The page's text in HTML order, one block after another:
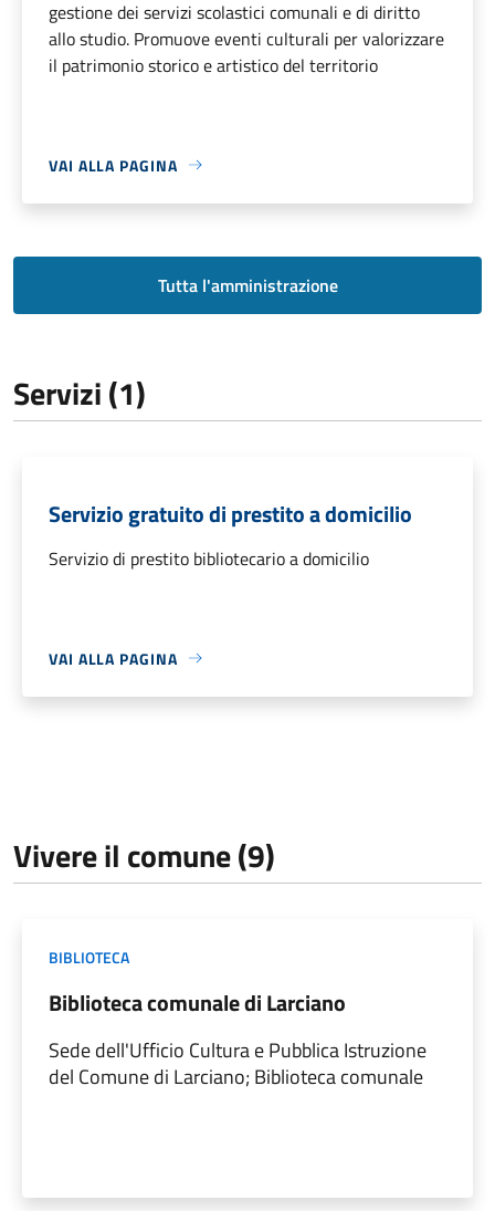
gestione dei servizi scolastici comunali e di diritto
allo studio. Promuove eventi culturali per valorizzare
il patrimonio storico e artistico del territorio
VAI ALLA PAGINA
Tutta l'amministrazione
Servizi (1)
Servizio gratuito di prestito a domicilio
Servizio di prestito bibliotecario a domicilio
VAI ALLA PAGINA
Vivere il comune (9)
BIBLIOTECA
Biblioteca comunale di Larciano
Sede dell'Ufficio Cultura e Pubblica Istruzione
del Comune di Larciano; Biblioteca comunale